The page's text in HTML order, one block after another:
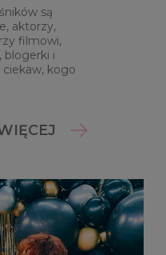
są
aktorzy,
filmowi,
blogerki i
ciekaw, kogo